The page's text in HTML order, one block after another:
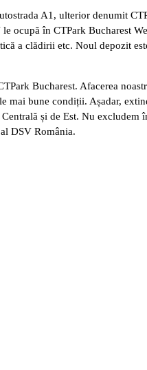
A1, ulterior denumit
ocupă în CTPark Bucharest
a clădirii etc. Noul depozit
Bucharest. Afacerea
mai bune condiții. Așadar,
și de Est. Nu excludem
DSV România.